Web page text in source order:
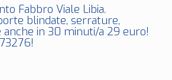
Fabbro Viale Libia.
blindate, serrature,
anche in 30 minuti/a 29 euro!